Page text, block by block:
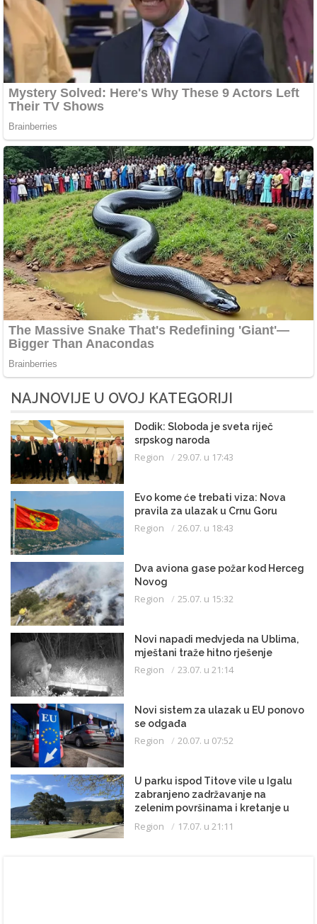
NAJNOVIJE U OVOJ KATEGORIJI
Dodik: Sloboda je sveta riječ
srpskog naroda
Region 29.07. u 17:43
Evo kome će trebati viza: Nova
pravila za ulazak u Crnu Goru
Region 26.07. u 18:43
Dva aviona gase požar kod Herceg
Novog
Region 25.07. u 15:32
Novi napadi medvjeda na Ublima,
mještani traže hitno rješenje
Region 23.07. u 21:14
Novi sistem za ulazak u EU ponovo
se odgađa
Region 20.07. u 07:52
U parku ispod Titove vile u Igalu
zabranjeno zadržavanje na
zelenim površinama i kretanje u
kupaćem kostimu
Region 17.07. u 21:11